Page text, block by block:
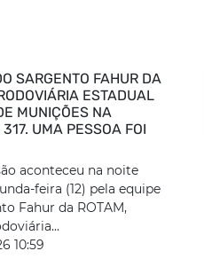
SARGENTO FAHUR DA
ESTADUAL
MUNIÇÕES NA
317. UMA PESSOA FOI
aconteceu na noite
feira (12) pela equipe
Fahur da ROTAM,
10:59